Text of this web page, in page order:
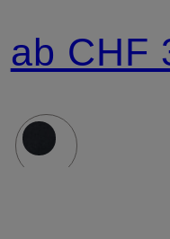
und
Material
ab CHF